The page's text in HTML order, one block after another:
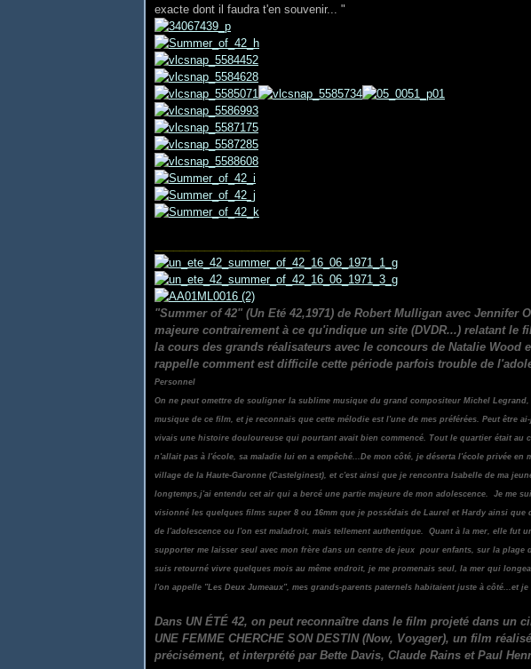
exacte dont il faudra t'en souvenir... "
"Summer of 42" (Un Eté 42,1971) de Robert Mulligan avec Jennifer
majeure contrairement à ce qu'indique un site (DVDR...) relatant le
la cours des grands réalisateurs avec le concours de Natalie Wood
rappelle comment est difficile cette période parfois trouble de
Personnel
On ne peut omettre de souligner la sublime musique du grand compositeur Michel
musique de ce film, et je reconnais que cette mélodie est l'une de mes préférées. Peut être
vivais une histoire douloureuse qui pourtant avait bien commencé. Tout le quartier était au
n'allait pas à l'école, sa maladie lui en a empêché...De mon côté, je déserta l'école privée
village de la Haute-Garonne (Castelginest), et c'est ainsi que je rencontra Isabelle de ma
longtemps,j'ai entendu cet air qui a bercé une partie majeure de mon adolescence. Je me
visionné les quelques films super 8 ou 16mm que je possédais de Laurel et Hardy ainsi
de l'adolescence ou l'on est maladroit, mais tellement authentique. Quant à la mer, elle fut
supporter me laisser seul avec mon frère dans un centre de jeux pour enfants, sur la plage
suis retourné vivre quelques mois au même endroit, je me promenais seul, la mer qui
l'on appelle "Les Deux Jumeaux", mes grands-parents paternels habitaient juste à côté...et
Dans UN ÉTÉ 42, on peut reconnaître dans le film projeté dans un
UNE FEMME CHERCHE SON DESTIN (Now, Voyager), un film
précisément, et interprété par Bette Davis, Claude Rains et Paul